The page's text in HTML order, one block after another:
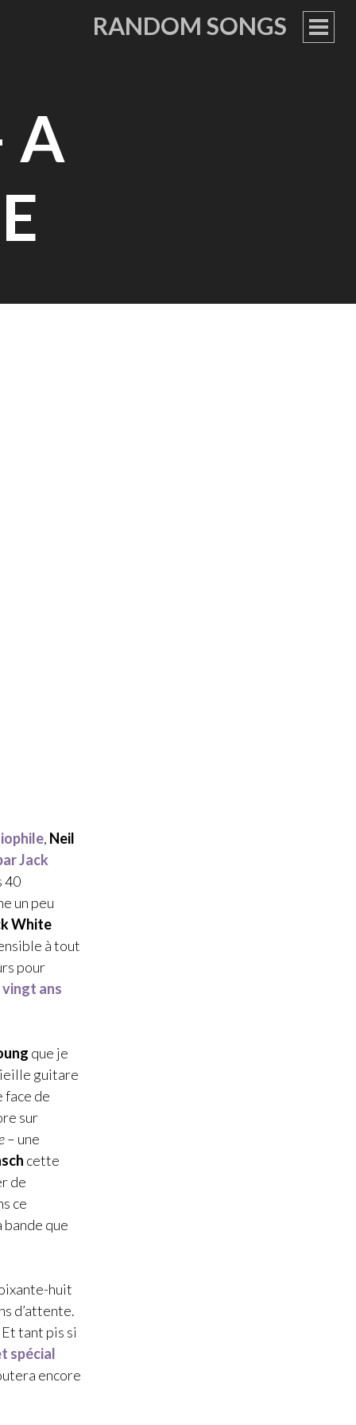
RANDOM SONGS
A
, Neil
Jack
40
un peu
White
à tout
pour
ans
que je
guitare
face de
sur
– une
cette
de
ce
que
huit
d’attente.
Et tant pis si
spécial
encore